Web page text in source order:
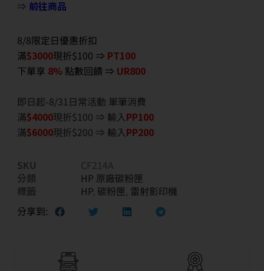
⇒ 前往商品
8/8限定日優惠折扣
滿$3000現折$100 ⇒ PT100
下單享 8% 點數回饋 ⇒ UR800
即日起-8/31日常活動 單筆消費
滿$4000現折$100 ⇒ 輸入PP100
滿$6000現折$200 ⇒ 輸入PP200
SKU
CF214A
分類
HP 原廠碳粉匣
標籤
HP, 碳粉匣, 雷射影印機
分享到: